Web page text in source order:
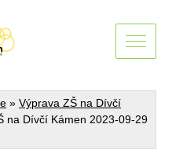
» Výprava ZŠ na Dívčí
na Dívčí Kámen 2023-09-29